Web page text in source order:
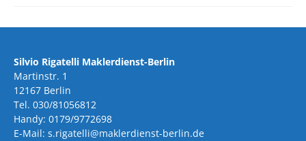
Silvio Rigatelli Maklerdienst-Berlin
Martinstr. 1
12167 Berlin
Tel. 030/81056812
Handy: 0179/9772698
E-Mail: s.rigatelli@maklerdienst-berlin.de